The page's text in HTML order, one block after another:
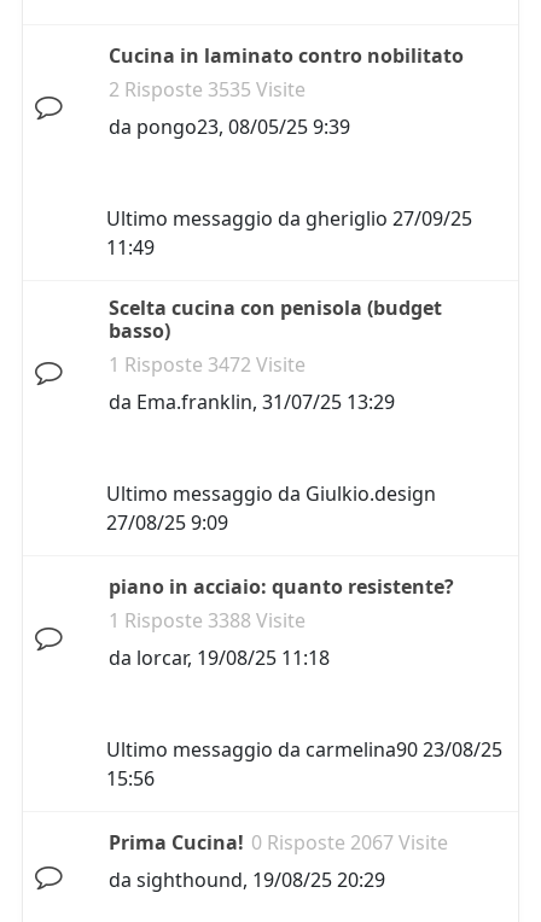
Cucina in laminato contro nobilitato
2 Risposte 3535 Visite
da pongo23, 08/05/25 9:39
Ultimo messaggio da gheriglio 27/09/25
11:49
Scelta cucina con penisola (budget
basso)
1 Risposte 3472 Visite
da Ema.franklin, 31/07/25 13:29
Ultimo messaggio da Giulkio.design
27/08/25 9:09
piano in acciaio: quanto resistente?
1 Risposte 3388 Visite
da lorcar, 19/08/25 11:18
Ultimo messaggio da carmelina9023/08/25
15:56
Prima Cucina! 0 Risposte 2067 Visite
da sighthound, 19/08/25 20:29